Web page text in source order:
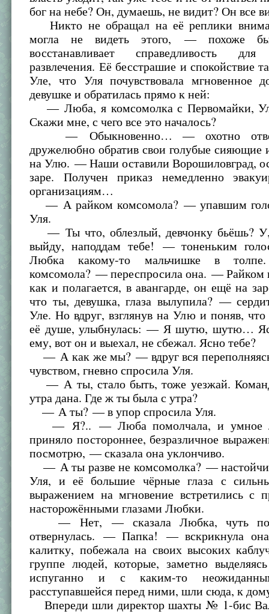
бог на небе? Он, думаешь, не видит? Он все
Никто не обращал на её реплики
могла не видеть этого, — похоже
восстанавливает справедливость для
развлечения. Её бесстрашие и спокойствие
Уле, что Уля почувствовала мгновенное
девушке и обратилась прямо к ней:
— Люба, я комсомолка с Первомайки,
Скажи мне, с чего все это началось?
— Обыкновенно… — охотно
дружелюбно обратив свои голубые сияющие
на Улю. — Наши оставили Ворошиловград,
заре. Получен приказ немедленно
организациям…
— А райком комсомола? — упавшим
Уля.
— Ты что, облезлый, девчонку бьёшь?
выйду, наподдам тебе! — тоненьким
Любка какому-то мальчишке в
комсомола? — переспросила она. — Райком
как и полагается, в авангарде, он ещё на
что ты, девушка, глаза вылупила? —
Уле. Но вдруг, взглянув на Улю и поняв, что
её душе, улыбнулась: — Я шутю, шутю…
ему, вот он и выехал, не сбежал. Ясно тебе?
— А как же мы? — вдруг вся
чувством, гневно спросила Уля.
— А ты, стало быть, тоже уезжай.
утра дана. Где ж ты была с утра?
— А ты? — в упор спросила Уля.
— Я?.. — Люба помолчала, и умное
приняло постороннее, безразличное
посмотрю, — сказала она уклончиво.
— А ты разве не комсомолка? —
Уля, и её большие чёрные глаза с
выражением на мгновение встретились с
насторожёнными глазами Любки.
— Нет, — сказала Любка, чуть
отвернулась. — Папка! — вскрикнула
калитку, побежала на своих высоких
группе людей, которые, заметно
испуганно и с каким-то
расступавшейся перед ними, шли сюда, к
Впереди шли директор шахты № 1-бис